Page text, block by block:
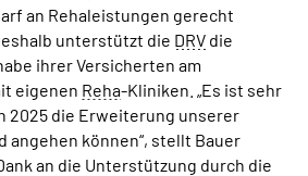
an Rehaleistungen gerecht
unterstützt die DRV die
ihrer Versicherten am
eigenen Reha-Kliniken. „Es ist sehr
2025 die Erweiterung unserer
angehen können“, stellt Bauer
an die Unterstützung durch die